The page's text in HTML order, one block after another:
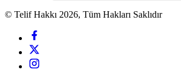
© Telif Hakkı 2026, Tüm Hakları Saklıdır